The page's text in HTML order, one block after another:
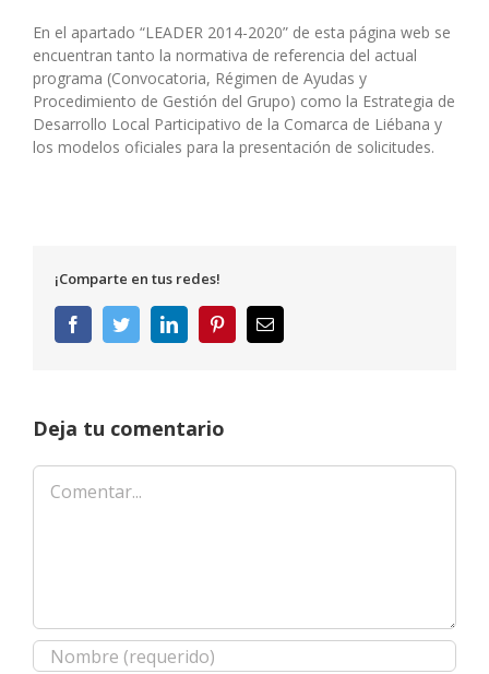
En el apartado “LEADER 2014-2020” de esta página web se
encuentran tanto la normativa de referencia del actual
programa (Convocatoria, Régimen de Ayudas y
Procedimiento de Gestión del Grupo) como la Estrategia de
Desarrollo Local Participativo de la Comarca de Liébana y
los modelos oficiales para la presentación de solicitudes.
¡Comparte en tus redes!
FacebookTwitterLinkedInPinterestCorreo
electrónico
Deja tu comentario
Comentar